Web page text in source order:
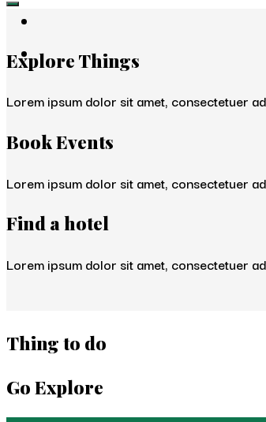
Explore Things
Lorem ipsum dolor sit amet, consectetuer
Book Events
Lorem ipsum dolor sit amet, consectetuer
Find a hotel
Lorem ipsum dolor sit amet, consectetuer
Thing to do
Go Explore